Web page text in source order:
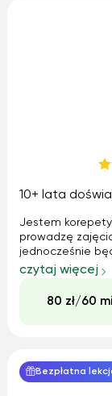
10+ lata
Jestem
prowadzę
jednocześnie
po każdej lekcji
czytaj więcej
80 zł/60
Bezpłatna